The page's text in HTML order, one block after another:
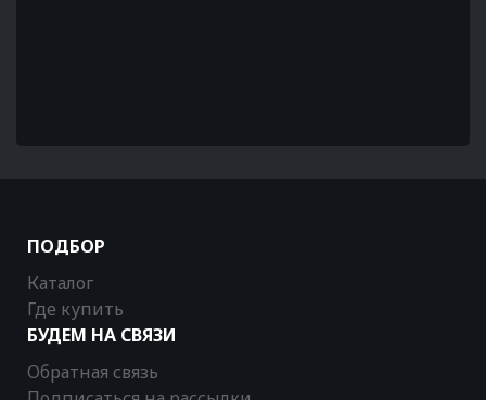
ПОДБОР
Каталог
Где купить
БУДЕМ НА СВЯЗИ
Обратная связь